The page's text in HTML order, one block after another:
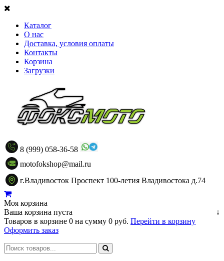
Каталог
О нас
Доставка, условия оплаты
Контакты
Корзина
Загрузки
8 (999) 058-36-58
motofokshop@mail.ru
г.Владивосток Проспект 100-летия Владивостока д.74
Моя корзина
↓
Ваша корзина пуста
Товаров в корзине 0 на сумму 0 руб. Перейти в корзину
Оформить заказ